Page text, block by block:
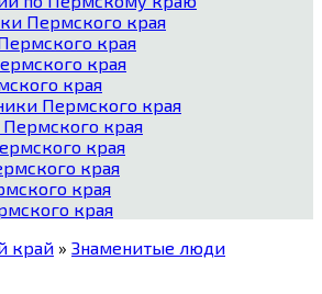
Пермского края
края
края
края
Пермского края
края
края
края
края
края
край » Знаменитые люди